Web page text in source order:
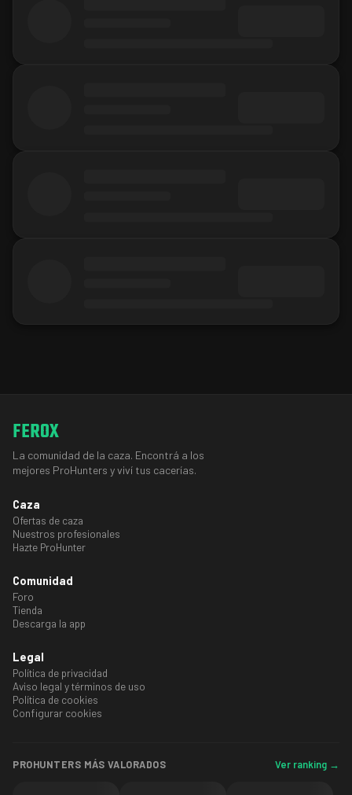
FEROX
La comunidad de la caza. Encontrá a los
mejores ProHunters y viví tus cacerías.
Caza
Ofertas de caza
Nuestros profesionales
Hazte ProHunter
Comunidad
Foro
Tienda
Descarga la app
Legal
Política de privacidad
Aviso legal y términos de uso
Política de cookies
Configurar cookies
PROHUNTERS MÁS VALORADOS Ver ranking →